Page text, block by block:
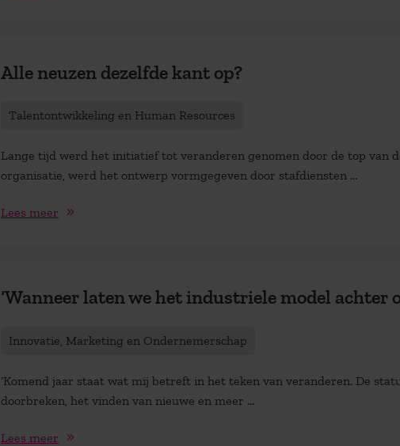
Alle neuzen dezelfde kant op?
Talentontwikkeling en Human Resources
Lange tijd werd het initiatief tot veranderen genomen door de top van
organisatie, werd het ontwerp vormgegeven door stafdiensten ...
Lees meer
‘Wanneer laten we het industriele model achter
Innovatie, Marketing en Ondernemerschap
‘Komend jaar staat wat mij betreft in het teken van veranderen. De
doorbreken, het vinden van nieuwe en meer ...
Lees meer